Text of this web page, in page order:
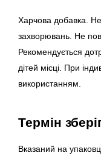
Харчова добавка.
захворювань. Не
Рекомендується
дітей місці. При
використанням.
Термін
Вказаний на